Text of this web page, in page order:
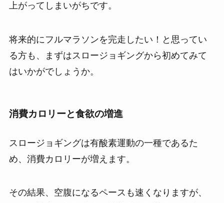
上がってしまいがちです。
将来的にフルマラソンを完走したい！と思ってい
る方も、まずはスロージョギングから初めてみて
はいかがでしょうか。
消費カロリーと食欲の増進
スロージョギングは有酸素運動の一種であるた
め、消費カロリーが増えます。
その結果、空腹になるペースも速くなりますが、